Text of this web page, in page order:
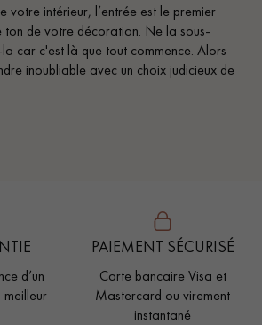
votre intérieur, l’entrée est le premier
ton de votre décoration. Ne la sous-
car c'est là que tout commence. Alors
inoubliable avec un choix judicieux de
d’un
PAIEMENT SÉCURISÉ
Carte bancaire Visa et
Mastercard ou virement
instantané